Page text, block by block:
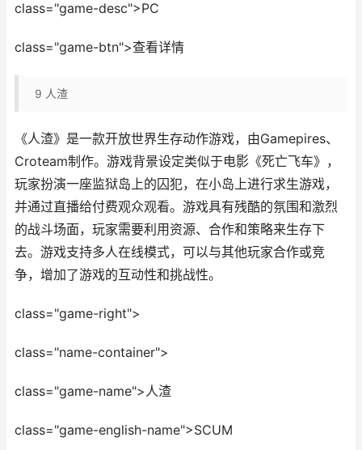
class="game-desc">PC
class="game-btn">查看详情
9 人渣
《人渣》是一款开放世界生存动作游戏，由Gamepires、
Croteam制作。游戏背景设定类似于电影《死亡飞车》，
玩家扮演一座监狱岛上的囚犯，在小岛上进行求生游戏，
并通过直播给付费观众观看。游戏具有残酷的氛围和激烈
的战斗场面，玩家需要利用资源、合作和策略来生存下
去。游戏支持多人在线模式，可以与其他玩家合作或竞
争，增加了游戏的互动性和挑战性。
class="game-right">
class="name-container">
class="game-name">人渣
class="game-english-name">SCUM